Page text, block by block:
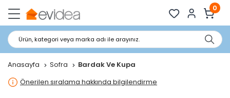
0
Ürün, kategori veya marka adı ile arayınız.
Anasayfa Sofra Bardak Ve Kupa
Önerilen sıralama hakkında bilgilendirme